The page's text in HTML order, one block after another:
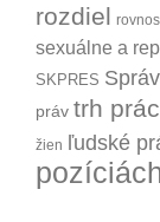
rozdiel
sexuálne a
SKPRES
práv trh
žien ľudské